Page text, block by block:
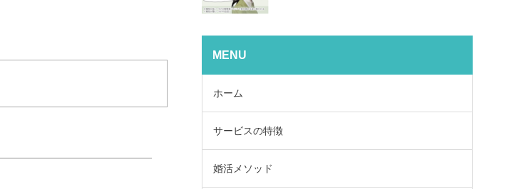
MENU
ホーム
サービスの特徴
婚活メソッド